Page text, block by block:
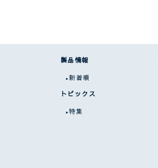
製品情報
新着順
トピックス
特集